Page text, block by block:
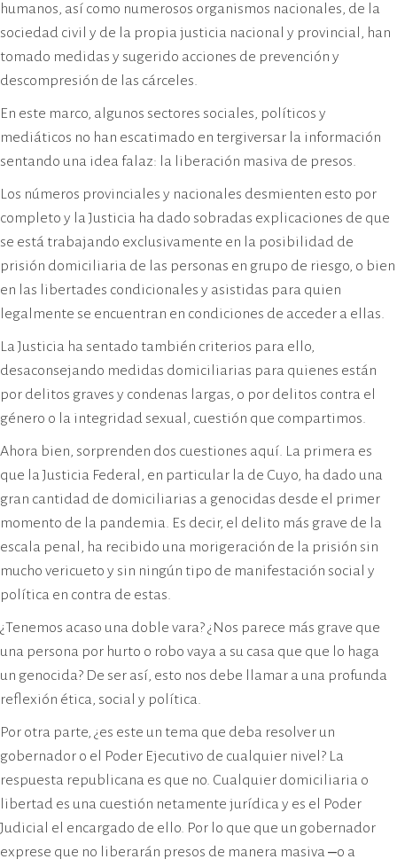
humanos, así como numerosos organismos nacionales, de la
sociedad civil y de la propia justicia nacional y provincial, han
tomado medidas y sugerido acciones de prevención y
descompresión de las cárceles.
En este marco, algunos sectores sociales, políticos y
mediáticos no han escatimado en tergiversar la información
sentando una idea falaz: la liberación masiva de presos.
Los números provinciales y nacionales desmienten esto por
completo y la Justicia ha dado sobradas explicaciones de que
se está trabajando exclusivamente en la posibilidad de
prisión domiciliaria de las personas en grupo de riesgo, o bien
en las libertades condicionales y asistidas para quien
legalmente se encuentran en condiciones de acceder a ellas.
La Justicia ha sentado también criterios para ello,
desaconsejando medidas domiciliarias para quienes están
por delitos graves y condenas largas, o por delitos contra el
género o la integridad sexual, cuestión que compartimos.
Ahora bien, sorprenden dos cuestiones aquí. La primera es
que la Justicia Federal, en particular la de Cuyo, ha dado una
gran cantidad de domiciliarias a genocidas desde el primer
momento de la pandemia. Es decir, el delito más grave de la
escala penal, ha recibido una morigeración de la prisión sin
mucho vericueto y sin ningún tipo de manifestación social y
política en contra de estas.
¿Tenemos acaso una doble vara? ¿Nos parece más grave que
una persona por hurto o robo vaya a su casa que que lo haga
un genocida? De ser así, esto nos debe llamar a una profunda
reflexión ética, social y política.
Por otra parte, ¿es este un tema que deba resolver un
gobernador o el Poder Ejecutivo de cualquier nivel? La
respuesta republicana es que no. Cualquier domiciliaria o
libertad es una cuestión netamente jurídica y es el Poder
Judicial el encargado de ello. Por lo que que un gobernador
exprese que no liberarán presos de manera masiva ‒o a